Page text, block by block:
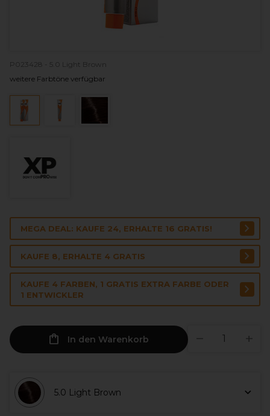
P023428 - 5.0 Light Brown
weitere Farbtöne verfügbar
MEGA DEAL: KAUFE 24, ERHALTE 16 GRATIS!
KAUFE 8, ERHALTE 4 GRATIS
KAUFE 4 FARBEN, 1 GRATIS EXTRA FARBE ODER
1 ENTWICKLER
In den Warenkorb
5.0 Light Brown